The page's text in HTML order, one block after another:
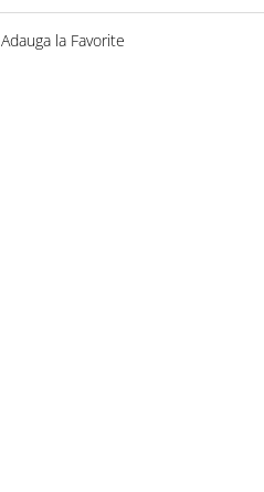
Adauga la Favorite